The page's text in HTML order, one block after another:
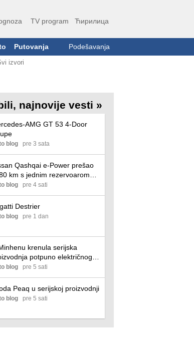
TV program Ћирилица
Putovanja Podešavanja
izvori
najnovije vesti »
AMG GT 53 4-Door
blog pre 3 sata
Qashqai e-Power prešao
km s jednim rezervoarom
i ušao u Ginisovu knjigu
blog pre 4 sati
Destrier
blog pre 1 dan
krenula serijska
potpuno električnog
a i3
blog pre 5 sati
Peaq u serijskoj proizvodnji
blog pre 5 sati